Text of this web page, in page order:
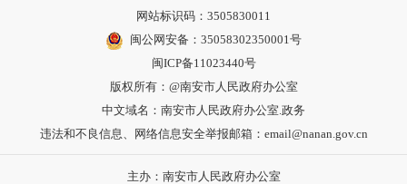
网站标识码：3505830011
闽公网安备：35058302350001号
闽ICP备11023440号
版权所有：@南安市人民政府办公室
中文域名：南安市人民政府办公室.政务
违法和不良信息、网络信息安全举报邮箱：email@nanan.gov.cn
主办：南安市人民政府办公室